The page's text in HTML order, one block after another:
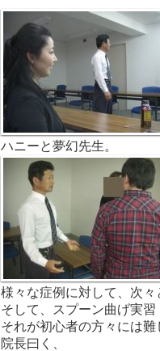
ハニーと夢幻先生。
様々な症例に対して、次
そして、スプーン曲げ実
それが初心者の方々には
院長曰く、